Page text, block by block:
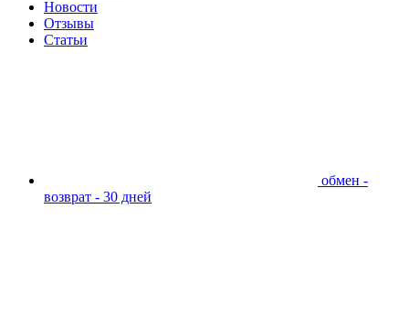
Новости
Отзывы
Статьи
обмен -
возврат - 30 дней